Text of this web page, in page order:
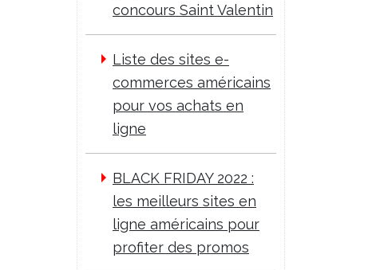
concours Saint Valentin
Liste des sites e-
commerces américains
pour vos achats en
ligne
BLACK FRIDAY 2022 :
les meilleurs sites en
ligne américains pour
profiter des promos